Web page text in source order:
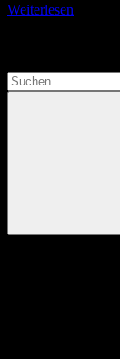
Weiterlesen
Suchen
nach: